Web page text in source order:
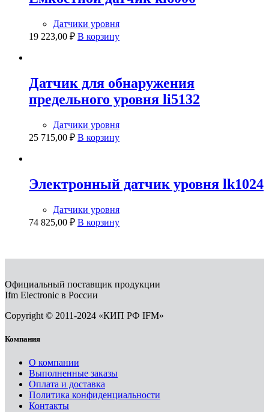
Датчики уровня
19 223,00 ₽ В корзину
Датчик для обнаружения
предельного уровня li5132
Датчики уровня
25 715,00 ₽ В корзину
Электронный датчик уровня lk1024
Датчики уровня
74 825,00 ₽ В корзину
Официальный поставщик продукции
Ifm Electronic в России
Copyright © 2011-2024 «КИП РФ IFM»
Компания
О компании
Выполненные заказы
Оплата и доставка
Политика конфиденциальности
Контакты